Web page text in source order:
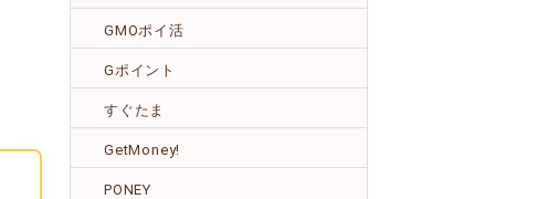
GMOポイ活
Gポイント
すぐたま
GetMoney!
PONEY